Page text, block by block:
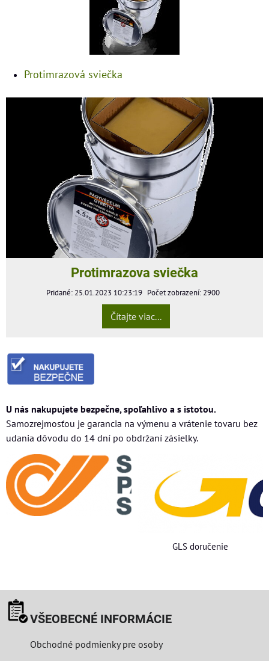
Protimrazová sviečka
Protimrazova sviečka
Pridané: 25.01.2023 10:23:19 Počet zobrazení: 2900
Čítajte viac...
U nás nakupujete bezpečne, spoľahlivo a s istotou.
Samozrejmosťou je garancia na výmenu a vrátenie tovaru bez
udania dôvodu do 14 dní po obdržaní zásielky.
GLS doručenie
VŠEOBECNÉ INFORMÁCIE
Obchodné podmienky pre osoby